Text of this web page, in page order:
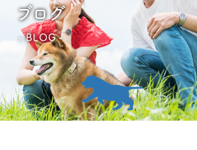
ブログ
BLOG